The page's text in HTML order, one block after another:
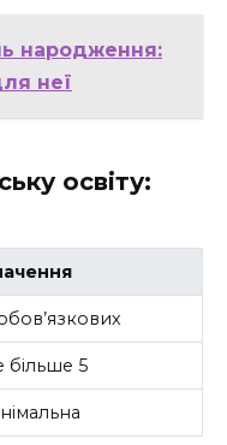
народження:
неї
освіту:
більше 5